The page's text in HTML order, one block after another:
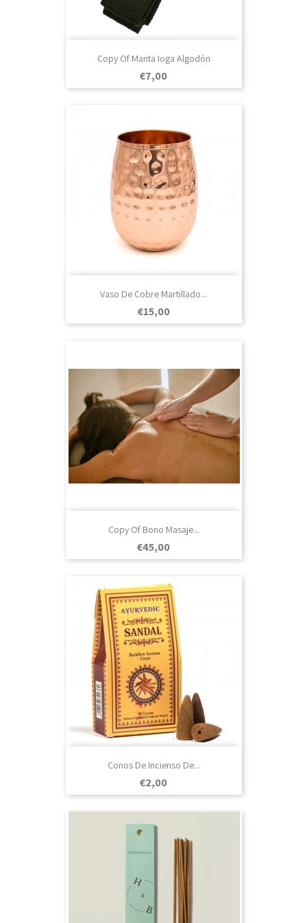
Copy Of Manta Ioga Algodón
Prezo
€7,00
Vaso De Cobre Martillado...
Prezo
€15,00
Copy Of Bono Masaje...
Prezo
€45,00
Conos De Incienso De...
Prezo
€2,00